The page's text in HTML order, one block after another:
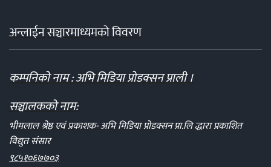
अन्लाईन सञ्चारमाध्यमको विवरण
कम्पनिको नाम : अभि मिडिया प्रोडक्सन प्राली ।
सञ्चालकको नाम:
भीमलाल श्रेष्ठ एवं प्रकाशक- अभि मिडिया प्रोडक्सन प्रा.लि द्धारा प्रकाशित
विद्युत संसार
९८५१०६७७०३